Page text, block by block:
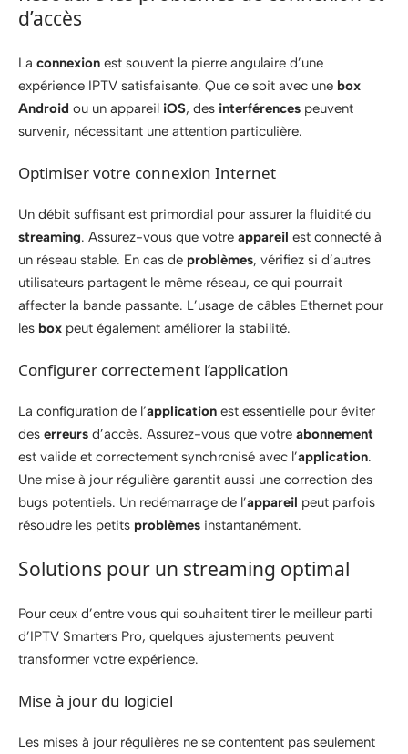
d’accès
La connexion est souvent la pierre angulaire d’une
expérience IPTV satisfaisante. Que ce soit avec une box
Android ou un appareil iOS, des interférences peuvent
survenir, nécessitant une attention particulière.
Optimiser votre connexion Internet
Un débit suffisant est primordial pour assurer la fluidité du
streaming. Assurez-vous que votre appareil est connecté à
un réseau stable. En cas de problèmes, vérifiez si d’autres
utilisateurs partagent le même réseau, ce qui pourrait
affecter la bande passante. L’usage de câbles Ethernet pour
les box peut également améliorer la stabilité.
Configurer correctement l’application
La configuration de l’application est essentielle pour éviter
des erreurs d’accès. Assurez-vous que votre abonnement
est valide et correctement synchronisé avec l’application.
Une mise à jour régulière garantit aussi une correction des
bugs potentiels. Un redémarrage de l’appareil peut parfois
résoudre les petits problèmes instantanément.
Solutions pour un streaming optimal
Pour ceux d’entre vous qui souhaitent tirer le meilleur parti
d’IPTV Smarters Pro, quelques ajustements peuvent
transformer votre expérience.
Mise à jour du logiciel
Les mises à jour régulières ne se contentent pas seulement